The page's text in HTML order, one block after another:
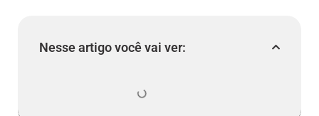
Nesse artigo você vai ver: